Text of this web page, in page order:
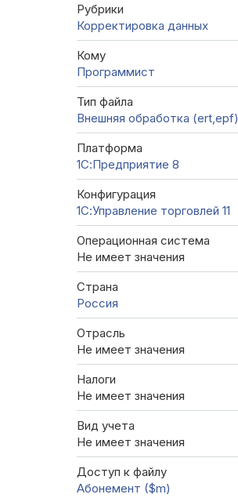
Рубрики
Корректировка данных
Кому
Программист
Тип файла
Внешняя обработка (ert,epf)
Платформа
1С:Предприятие 8
Конфигурация
1С:Управление торговлей 11
Операционная система
Не имеет значения
Страна
Россия
Отрасль
Не имеет значения
Налоги
Не имеет значения
Вид учета
Не имеет значения
Доступ к файлу
Абонемент ($m)